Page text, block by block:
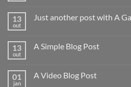
Welcome
13
out
Just another post with A
Just
A
Gallery
13
out
A Simple Blog Post
A
01
jan
A Video Blog Post